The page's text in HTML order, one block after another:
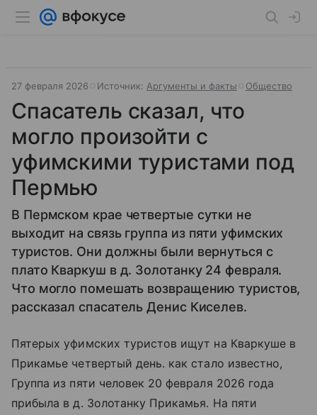
27 февраля 2026 Источник: Аргументы и факты Общество
Спасатель сказал, что
могло произойти с
уфимскими туристами под
Пермью
В Пермском крае четвертые сутки не
выходит на связь группа из пяти уфимских
туристов. Они должны были вернуться с
плато Кваркуш в д. Золотанку 24 февраля.
Что могло помешать возвращению туристов,
рассказал спасатель Денис Киселев.
Пятерых уфимских туристов ищут на Кваркуше в
Прикамье четвертый день. как стало известно,
Группа из пяти человек 20 февраля 2026 года
прибыла в д. Золотанку Прикамья. На пяти